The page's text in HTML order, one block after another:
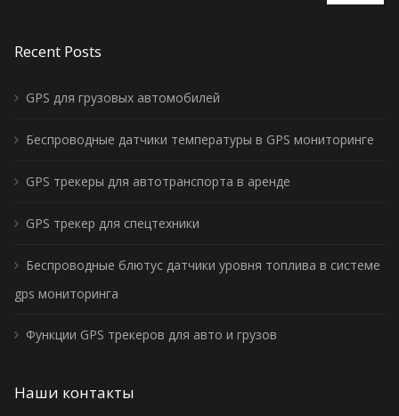
Recent Posts
GPS для грузовых автомобилей
Беспроводные датчики температуры в GPS мониторинге
GPS трекеры для автотранспорта в аренде
GPS трекер для спецтехники
Беспроводные блютус датчики уровня топлива в системе
gps мониторинга
Функции GPS трекеров для авто и грузов
Наши контакты